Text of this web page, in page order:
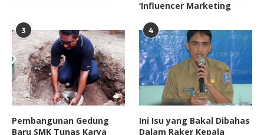
‘Influencer Marketing
3
Pembangunan Gedung
Baru SMK Tunas Karya
4
Ini Isu yang Bakal Dibahas
Dalam Raker Kepala